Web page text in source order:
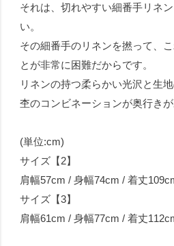
それは、切れやすい細番手リネ
い。
その細番手のリネンを撚って、
とが非常に困難だからです。
リネンの持つ柔らかい光沢と生
杢のコンビネーションが奥行きが
(単位:cm)
サイズ【2】
肩幅57cm / 身幅74cm / 着丈
サイズ【3】
肩幅61cm / 身幅77cm / 着丈